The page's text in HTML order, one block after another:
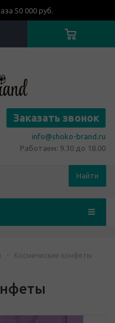
50 000 руб.
Заказать звонок
info@shoko-brand.ru
Работаем: 9.30 до 18.00
Найти
- Космические конфеты